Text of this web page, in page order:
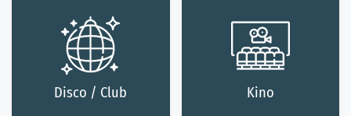
Disco / Club Kino